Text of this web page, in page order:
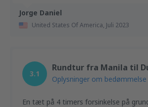
Jorge Daniel
United States Of America, Juli 2023
3.1
Rundtur fra Manila til
Oplysninger om bedømmelse
En tæt på 4 timers forsinkelse på